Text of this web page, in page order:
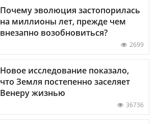
Почему эволюция застопорилась
на миллионы лет, прежде чем
внезапно возобновиться?
2699
Новое исследование показало,
что Земля постепенно заселяет
Венеру жизнью
36736